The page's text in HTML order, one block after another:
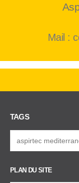
Mail :
TAGS
PLAN DU SITE